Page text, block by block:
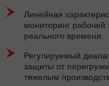
Линейная
мониторинг
реального времени.
Регулируемый
защиты от
тяжелым